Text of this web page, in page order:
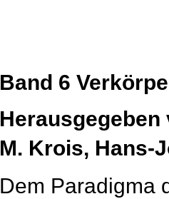
Band 6
M. Krois, Hans-
Dem Paradigma